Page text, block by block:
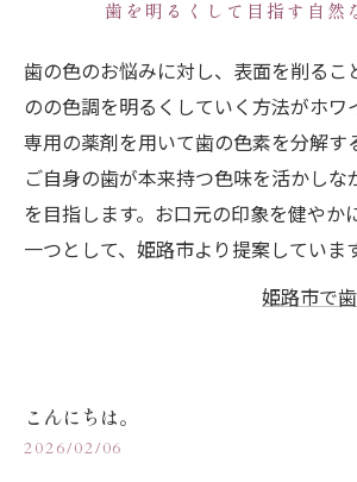
歯を明るくして目指す自然
歯の色のお悩みに対し、表面を削るこ
のの色調を明るくしていく方法がホワ
専用の薬剤を用いて歯の色素を分解す
ご自身の歯が本来持つ色味を活かしな
を目指します。お口元の印象を健やか
一つとして、姫路市より提案しています
姫路市で
こんにちは。
2026/02/06